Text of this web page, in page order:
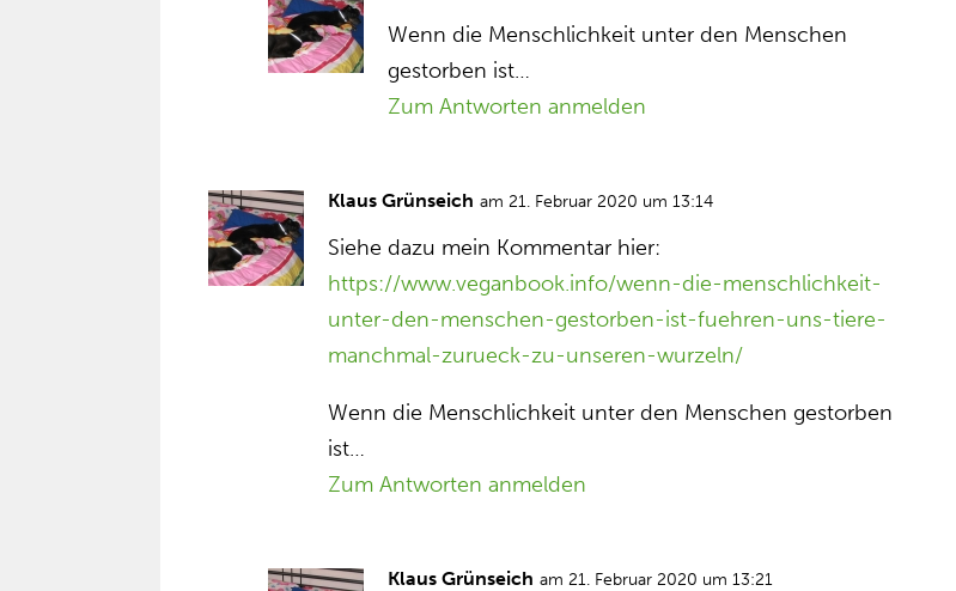
Wenn die Menschlichkeit unter den Menschen
gestorben ist…
Zum Antworten anmelden
Klaus Grünseich am 21. Februar 2020 um 13:14
Siehe dazu mein Kommentar hier:
https://www.veganbook.info/wenn-die-menschlichkeit-
unter-den-menschen-gestorben-ist-fuehren-uns-tiere-
manchmal-zurueck-zu-unseren-wurzeln/
Wenn die Menschlichkeit unter den Menschen gestorben
ist…
Zum Antworten anmelden
Klaus Grünseich am 21. Februar 2020 um 13:21